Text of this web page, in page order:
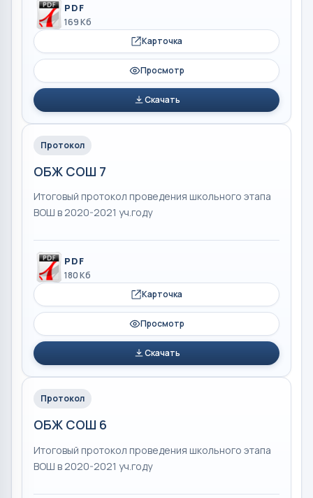
PDF
169 Кб
Карточка
Просмотр
Скачать
Протокол
ОБЖ СОШ 7
Итоговый протокол проведения школьного этапа
ВОШ в 2020-2021 уч.году
PDF
180 Кб
Карточка
Просмотр
Скачать
Протокол
ОБЖ СОШ 6
Итоговый протокол проведения школьного этапа
ВОШ в 2020-2021 уч.году